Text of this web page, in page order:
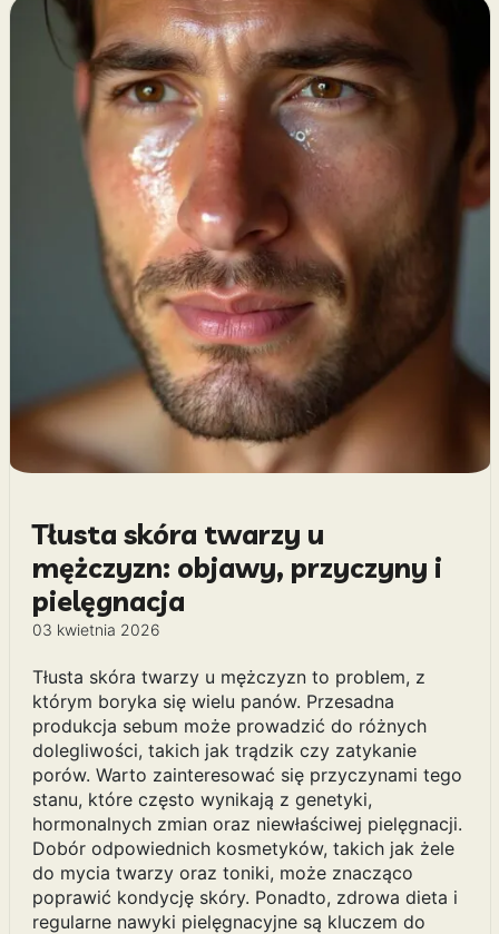
Tłusta skóra twarzy u
mężczyzn: objawy, przyczyny i
pielęgnacja
03 kwietnia 2026
Tłusta skóra twarzy u mężczyzn to problem, z
którym boryka się wielu panów. Przesadna
produkcja sebum może prowadzić do różnych
dolegliwości, takich jak trądzik czy zatykanie
porów. Warto zainteresować się przyczynami tego
stanu, które często wynikają z genetyki,
hormonalnych zmian oraz niewłaściwej pielęgnacji.
Dobór odpowiednich kosmetyków, takich jak żele
do mycia twarzy oraz toniki, może znacząco
poprawić kondycję skóry. Ponadto, zdrowa dieta i
regularne nawyki pielęgnacyjne są kluczem do